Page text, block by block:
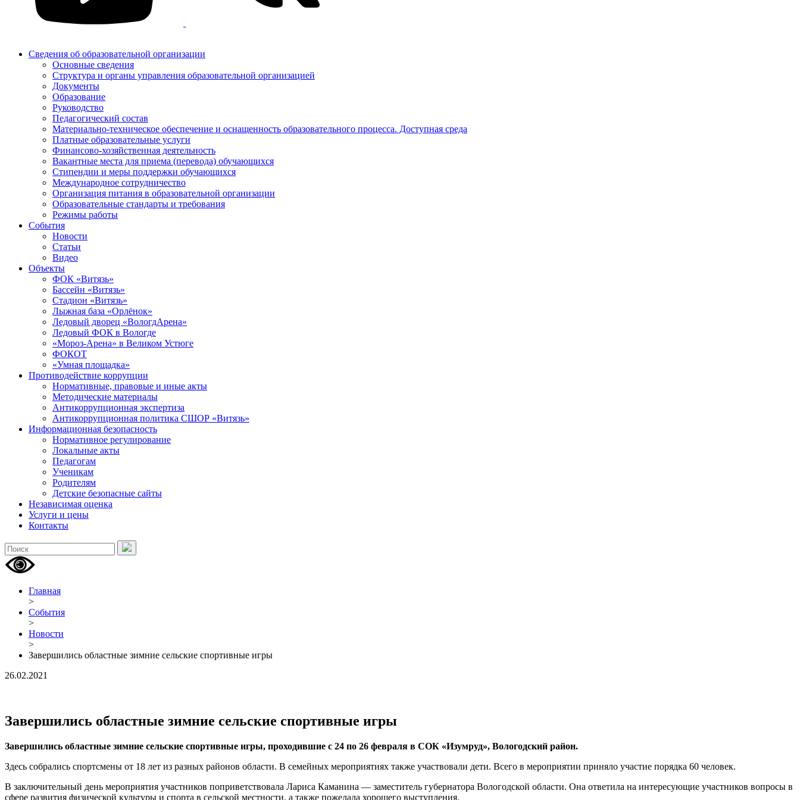
Сведения об образовательной организации
Основные сведения
Структура и органы управления образовательной организацией
Документы
Образование
Руководство
Педагогический состав
Материально-техническое обеспечение и оснащенность образовательного процесса. Доступная среда
Платные образовательные услуги
Финансово-хозяйственная деятельность
Вакантные места для приема (перевода) обучающихся
Стипендии и меры поддержки обучающихся
Международное сотрудничество
Организация питания в образовательной организации
Образовательные стандарты и требования
Режимы работы
События
Новости
Статьи
Видео
Объекты
ФОК «Витязь»
Бассейн «Витязь»
Стадион «Витязь»
Лыжная база «Орлёнок»
Ледовый дворец «ВологдАрена»
Ледовый ФОК в Вологде
«Мороз-Арена» в Великом Устюге
ФОКОТ
«Умная площадка»
Противодействие коррупции
Нормативные, правовые и иные акты
Методические материалы
Антикоррупционная экспертиза
Антикоррупционная политика СШОР «Витязь»
Информационная безопасность
Нормативное регулирование
Локальные акты
Педагогам
Ученикам
Родителям
Детские безопасные сайты
Независимая оценка
Услуги и цены
Контакты
Главная
>
События
>
Новости
>
Завершились областные зимние сельские спортивные игры
26.02.2021
Завершились областные зимние сельские спортивные игры
Завершились областные зимние сельские спортивные игры, проходившие с 24 по 26 февраля в СОК «Изумруд», Вологодский район.
Здесь собрались спортсмены от 18 лет из разных районов области. В семейных мероприятиях также участвовали дети. Всего в мероприятии приняло участие порядка 60 человек.
В заключительный день мероприятия участников поприветствовала Лариса Каманина — заместитель губернатора Вологодской области. Она ответила на интересующие участников вопросы в
сфере развития физической культуры и спорта в сельской местности, а также пожелала хорошего выступления.